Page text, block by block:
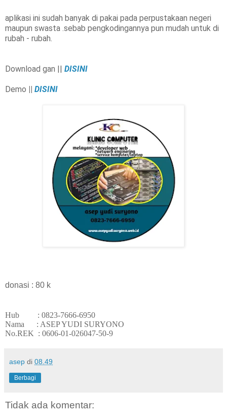
aplikasi ini sudah banyak di pakai pada perpustakaan negeri
maupun swasta .sebab pengkodingannya pun mudah untuk di
rubah - rubah.
Download gan || DISINI
Demo || DISINI
donasi : 80 k
Hub : 0823-7666-6950
Nama : ASEP YUDI SURYONO
No.REK : 0606-01-026047-50-9
asep di 08.49
Berbagi
Tidak ada komentar: